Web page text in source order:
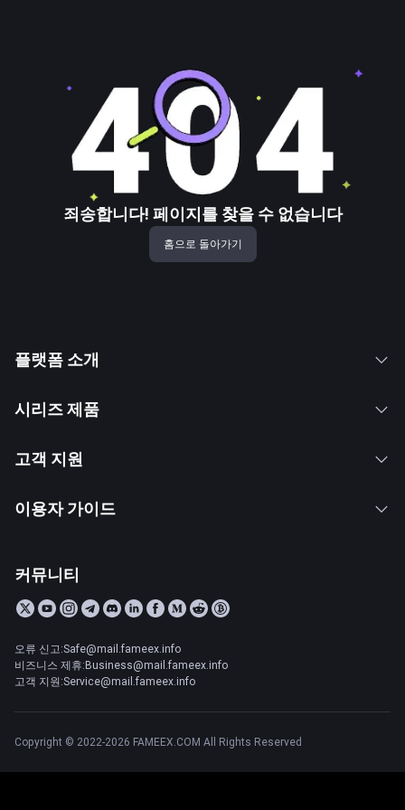
죄송합니다! 페이지를 찾을 수 없습니다
홈으로 돌아가기
플랫폼 소개
시리즈 제품
고객 지원
이용자 가이드
커뮤니티
오류 신고:Safe@mail.fameex.info
비즈니스 제휴:Business@mail.fameex.info
고객 지원:Service@mail.fameex.info
Copyright © 2022-2026 FAMEEX.COM All Rights Reserved